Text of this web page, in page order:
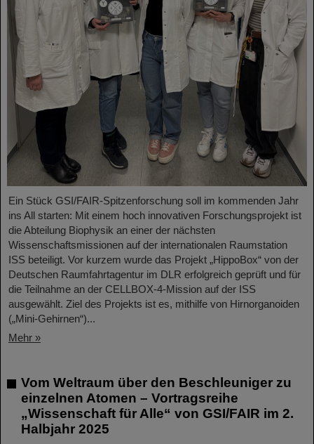
Ein Stück GSI/FAIR-Spitzenforschung soll im kommenden Jahr
ins All starten: Mit einem hoch innovativen Forschungsprojekt ist
die Abteilung Biophysik an einer der nächsten
Wissenschaftsmissionen auf der internationalen Raumstation
ISS beteiligt. Vor kurzem wurde das Projekt „HippoBox“ von der
Deutschen Raumfahrtagentur im DLR erfolgreich geprüft und für
die Teilnahme an der CELLBOX-4-Mission auf der ISS
ausgewählt. Ziel des Projekts ist es, mithilfe von Hirnorganoiden
(„Mini-Gehirnen“)...
Mehr »
Vom Weltraum über den Beschleuniger zu
einzelnen Atomen – Vortragsreihe
„Wissenschaft für Alle“ von GSI/FAIR im 2.
Halbjahr 2025